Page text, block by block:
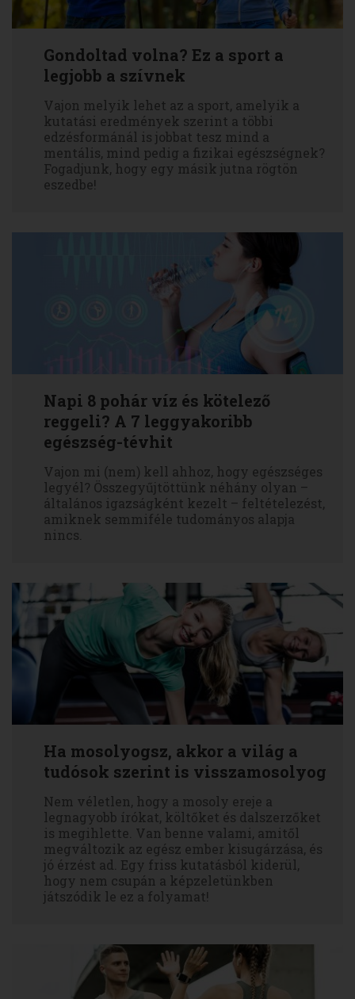
Gondoltad volna? Ez a sport a
legjobb a szívnek
Vajon melyik lehet az a sport, amelyik a
kutatási eredmények szerint a többi
edzésformánál is jobbat tesz mind a
mentális, mind pedig a fizikai egészségnek?
Fogadjunk, hogy egy másik jutna rögtön
eszedbe!
Napi 8 pohár víz és kötelező
reggeli? A 7 leggyakoribb
egészség-tévhit
Vajon mi (nem) kell ahhoz, hogy egészséges
legyél? Összegyűjtöttünk néhány olyan –
általános igazságként kezelt – feltételezést,
amiknek semmiféle tudományos alapja
nincs.
Ha mosolyogsz, akkor a világ a
tudósok szerint is visszamosolyog
Nem véletlen, hogy a mosoly ereje a
legnagyobb írókat, költőket és dalszerzőket
is megihlette. Van benne valami, amitől
megváltozik az egész ember kisugárzása, és
jó érzést ad. Egy friss kutatásból kiderül,
hogy nem csupán a képzeletünkben
játszódik le ez a folyamat!